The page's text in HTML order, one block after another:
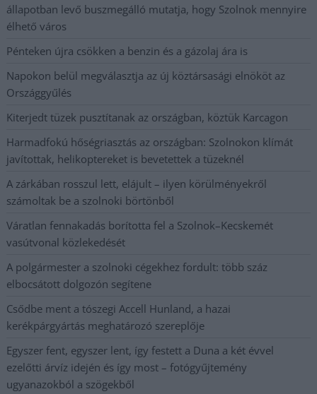
állapotban levő buszmegálló mutatja, hogy Szolnok mennyire
élhető város
Pénteken újra csökken a benzin és a gázolaj ára is
Napokon belül megválasztja az új köztársasági elnököt az
Országgyűlés
Kiterjedt tüzek pusztítanak az országban, köztük Karcagon
Harmadfokú hőségriasztás az országban: Szolnokon klímát
javítottak, helikoptereket is bevetettek a tüzeknél
A zárkában rosszul lett, elájult – ilyen körülményekről
számoltak be a szolnoki börtönből
Váratlan fennakadás borította fel a Szolnok–Kecskemét
vasútvonal közlekedését
A polgármester a szolnoki cégekhez fordult: több száz
elbocsátott dolgozón segítene
Csődbe ment a tószegi Accell Hunland, a hazai
kerékpárgyártás meghatározó szereplője
Egyszer fent, egyszer lent, így festett a Duna a két évvel
ezelőtti árvíz idején és így most – fotógyűjtemény
ugyanazokból a szögekből